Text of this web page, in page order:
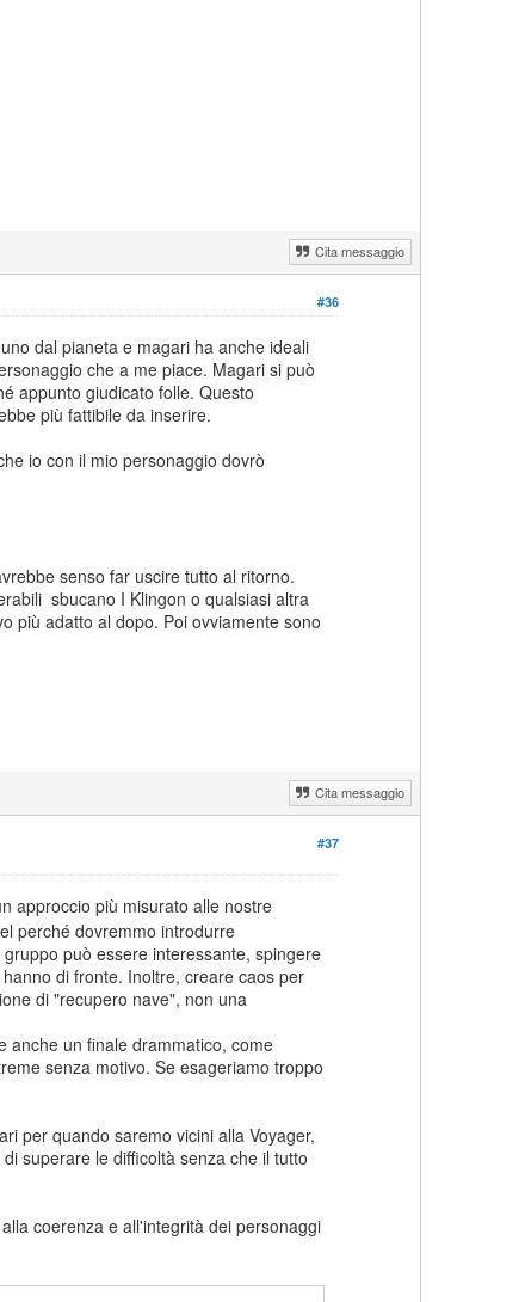
Cita messaggio
#36
dal pianeta e magari ha anche ideali
che a me piace. Magari si può
appunto giudicato folle. Questo
più fattibile da inserire.
io con il mio personaggio dovrò
senso far uscire tutto al ritorno.
sbucano I Klingon o qualsiasi altra
più adatto al dopo. Poi ovviamente sono
Cita messaggio
#37
approccio più misurato alle nostre
perché dovremmo introdurre
può essere interessante, spingere
di fronte. Inoltre, creare caos per
di "recupero nave", non una
anche un finale drammatico, come
senza motivo. Se esageriamo troppo
per quando saremo vicini alla Voyager,
superare le difficoltà senza che il tutto
coerenza e all'integrità dei personaggi